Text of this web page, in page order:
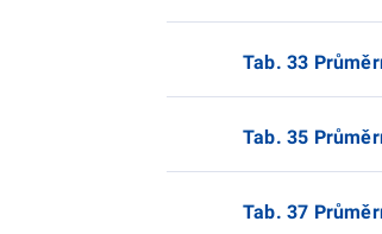
Tab. 33
Tab. 35
Tab. 37